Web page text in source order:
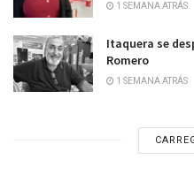
1 SEMANA ATRÁS
Itaquera se
Romero
1 SEMANA ATRÁS